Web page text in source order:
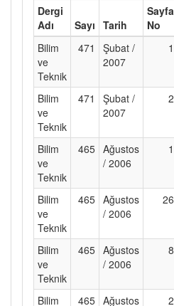
Dergi
Adı
Sayı Tarih
Sayfa
No
Bilim
ve
Teknik
471
Şubat /
2007
1
Bilim
ve
Teknik
471
Şubat /
2007
2
Bilim
ve
Teknik
465 Ağustos
/ 2006
1
Bilim
ve
Teknik
465 Ağustos
/ 2006
26
Bilim
ve
Teknik
465 Ağustos
/ 2006
8
Bilim 465 Ağustos 2